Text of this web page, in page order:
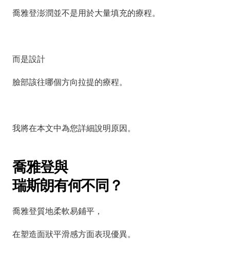
喬雅登澎潤並不是用於大量填充的療程。
而是設計
臉部該往哪個方向拉提的療程。
我將在本文中為您詳細說明原因。
喬雅登與
瑞斯朗有何不同？
喬雅登質地柔軟易鋪平，
在塑造面狀平滑感方面表現優異。